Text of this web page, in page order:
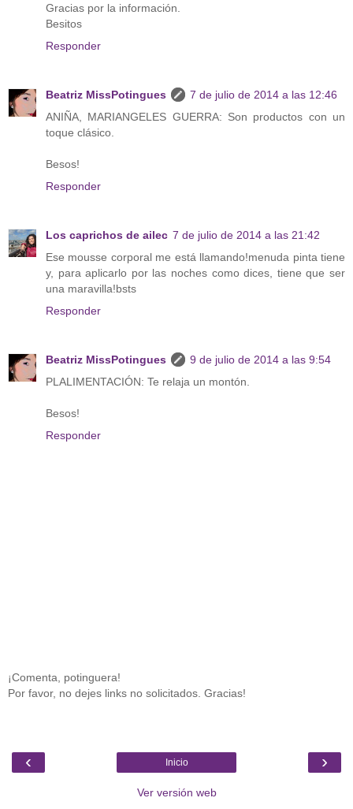
Gracias por la información.
Besitos
Responder
Beatriz MissPotingues
7 de julio de 2014 a las 12:46
ANIÑA, MARIANGELES GUERRA: Son productos con un
toque clásico.
Besos!
Responder
Los caprichos de ailec 7 de julio de 2014 a las 21:42
Ese mousse corporal me está llamando!menuda pinta tiene
y, para aplicarlo por las noches como dices, tiene que ser
una maravilla!bsts
Responder
Beatriz MissPotingues
9 de julio de 2014 a las 9:54
PLALIMENTACIÓN: Te relaja un montón.
Besos!
Responder
¡Comenta, potinguera!
Por favor, no dejes links no solicitados. Gracias!
‹ ›
Inicio
Ver versión web